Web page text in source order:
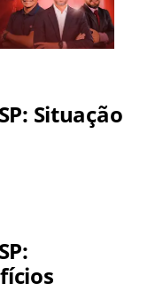
Situação